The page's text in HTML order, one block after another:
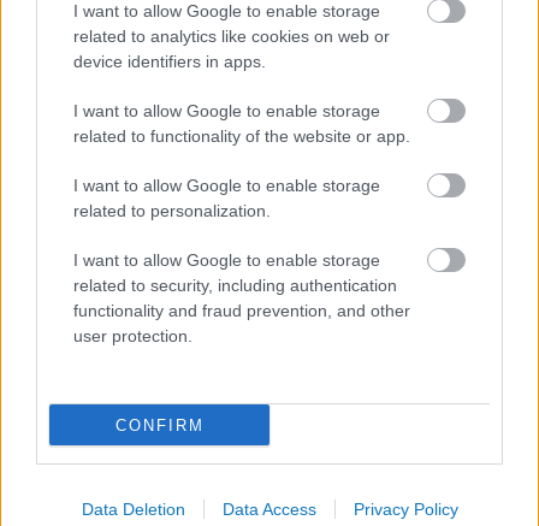
I want to allow Google to enable storage
related to analytics like cookies on web or
device identifiers in apps.
I want to allow Google to enable storage
related to functionality of the website or app.
I want to allow Google to enable storage
related to personalization.
I want to allow Google to enable storage
related to security, including authentication
functionality and fraud prevention, and other
user protection.
CONFIRM
Data Deletion Data Access Privacy Policy
Mik alakítják a gondolkodásod? Avagy a kognitív
torzítások
Az egygyermekes politika és Kína gazdasági
kihívásai
Japán sebességre kapcsol – A gyorsvasút